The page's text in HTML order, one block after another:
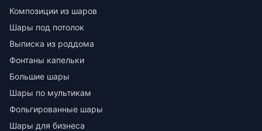
Композиции из шаров
Шары под потолок
Выписка из роддома
Фонтаны капельки
Большие шары
Шары по мультикам
Фольгированные шары
Шары для бизнеса